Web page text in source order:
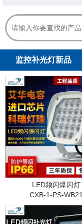
监控补光灯新品
LED频闪爆闪灯
CXB-1-PS-WB21